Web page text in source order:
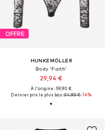
OFFRE
HUNKEMÖLLER
Body 'Faith'
29,94 €
À l'origine : 59,90 €
Dernier prix le plus bas :34,93 €-14%